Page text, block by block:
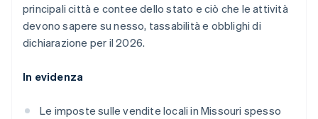
principali città e contee dello stato e ciò che le attività
devono sapere su nesso, tassabilità e obblighi di
dichiarazione per il 2026.
In evidenza
Le imposte sulle vendite locali in Missouri spesso